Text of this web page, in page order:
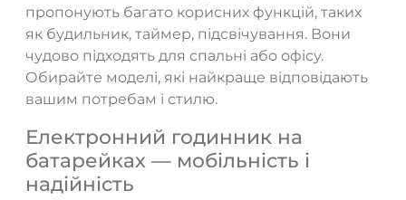
пропонують багато корисних функцій, таких
як будильник, таймер, підсвічування. Вони
чудово підходять для спальні або офісу.
Обирайте моделі, які найкраще відповідають
вашим потребам і стилю.
Електронний годинник на
батарейках — мобільність і
надійність